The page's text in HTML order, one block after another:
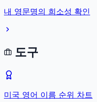
내 영문명의 희소성 확인
도구
미국 영어 이름 순위 차트